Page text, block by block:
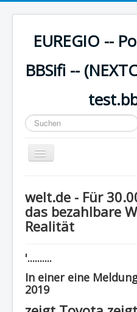
EUREGIO --
BBSifi --
Suchen
...
Navigation
an/aus
H A U P T M E N Ü
EUREGIO - Inhalte
WISSEN - aktuell
Region - BBSifi
Verlag
welt.de - Für
das bezahlbare
Realität
'..........
In einer eine
2019